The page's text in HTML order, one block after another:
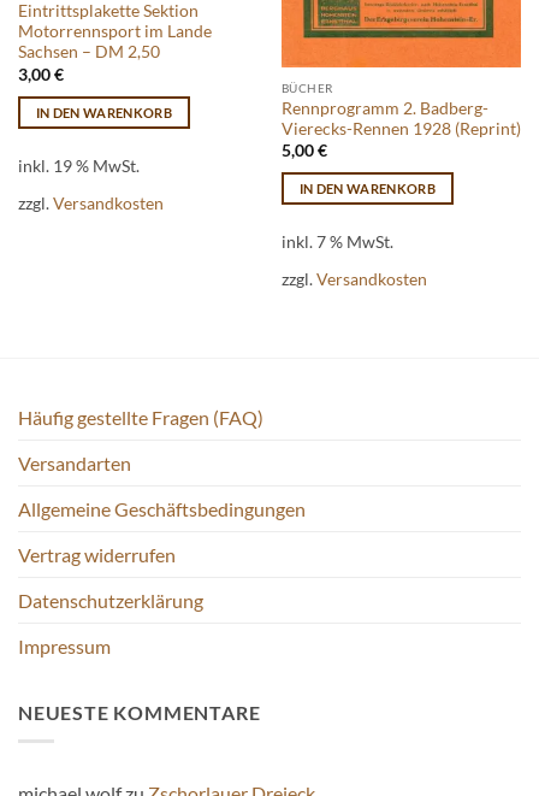
Eintrittsplakette Sektion
Motorrennsport im Lande
Sachsen – DM 2,50
3,00€
IN DEN WARENKORB
inkl. 19 % MwSt.
zzgl.Versandkosten
BÜCHER
Rennprogramm 2. Badberg-
Vierecks-Rennen 1928 (Reprint)
5,00€
IN DEN WARENKORB
inkl. 7 % MwSt.
zzgl.Versandkosten
Häufig gestellte Fragen (FAQ)
Versandarten
Allgemeine Geschäftsbedingungen
Vertrag widerrufen
Datenschutzerklärung
Impressum
NEUESTE KOMMENTARE